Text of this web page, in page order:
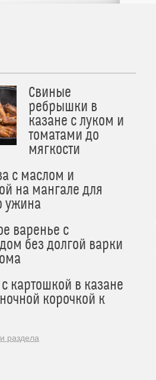
Свиные
ребрышки в
казане с луком и
томатами до
мягкости
с маслом и
на мангале для
ужина
варенье с
без долгой варки
картошкой в казане
корочкой к
раздела